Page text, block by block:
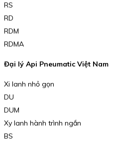
RS
RD
RDM
RDMA
Đại lý Api Pneumatic Việt Nam
Xi lanh nhỏ gọn
DU
DUM
Xy lanh hành trình ngắn
BS